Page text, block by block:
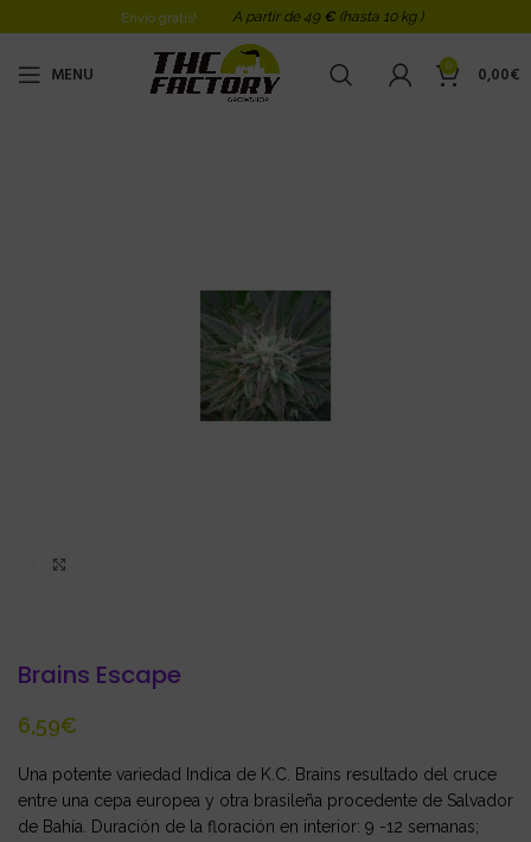
Envio gratis! A partir de 49 € (hasta 10 kg )
MENU 0 0,00€
Brains Escape
€
Una potente variedad Indica de K.C. Brains resultado del cruce
entre una cepa europea y otra brasileña procedente de Salvador
de Bahía. Duración de la floración en interior: 9 -12 semanas;